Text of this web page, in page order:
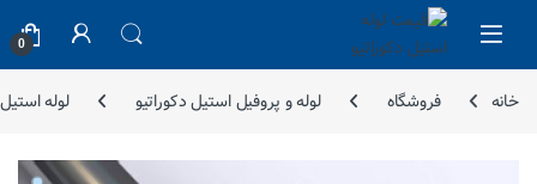
Skip to navigation
Skip to content
0
خانه فروشگاه لوله و پروفیل استیل دکوراتیو لوله استیل